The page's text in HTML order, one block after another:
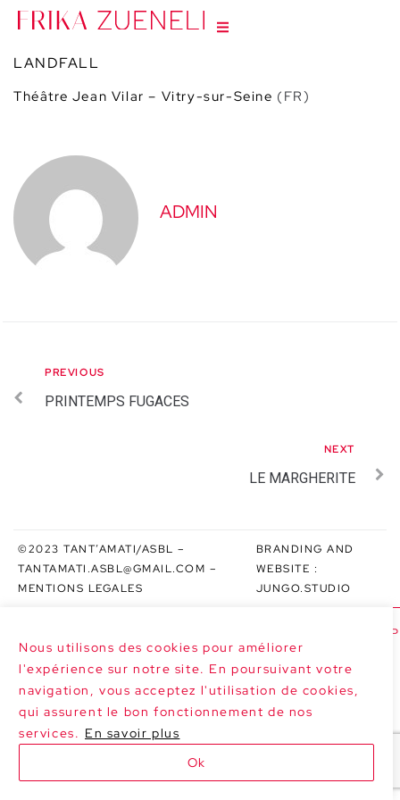
Nous utilisons des cookies pour améliorer
l'expérience sur notre site. En poursuivant votre
navigation, vous acceptez l'utilisation de cookies,
qui assurent le bon fonctionnement de nos
services. En savoir plus
Ok
LANDFALL
Théâtre Jean Vilar – Vitry-sur-Seine (FR)
ADMIN
PREVIOUS
PRINTEMPS FUGACES
NEXT
LE MARGHERITE
©2023 TANT’AMATI/ASBL –
TANTAMATI.ASBL@GMAIL.COM –
MENTIONS LEGALES
BRANDING AND
WEBSITE :
JUNGO.STUDIO
>>> NEXT DATES : LE MARGHERITE